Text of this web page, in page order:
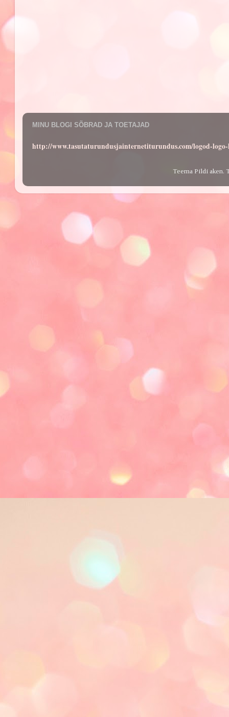
MINU BLOGI SÕBRAD JA TOETAJAD
http://www.tasutaturundusjainternetiturundus.com/logod-
Teema Pildi aken.